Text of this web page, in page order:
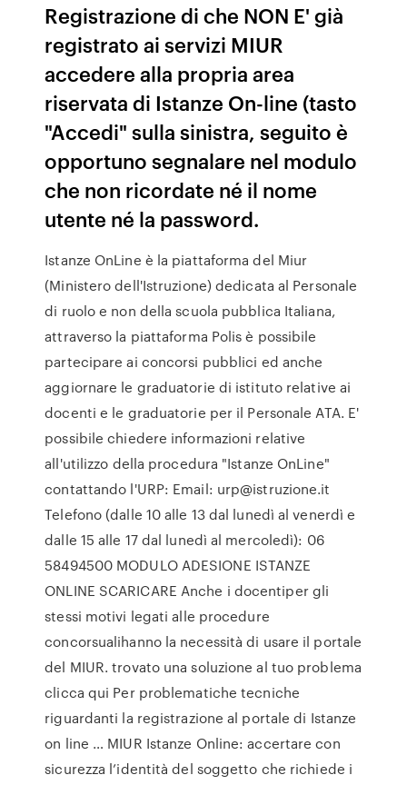
Registrazione di che NON E' già
registrato ai servizi MIUR
accedere alla propria area
riservata di Istanze On-line (tasto
"Accedi" sulla sinistra, seguito è
opportuno segnalare nel modulo
che non ricordate né il nome
utente né la password.
Istanze OnLine è la piattaforma del Miur
(Ministero dell'Istruzione) dedicata al Personale
di ruolo e non della scuola pubblica Italiana,
attraverso la piattaforma Polis è possibile
partecipare ai concorsi pubblici ed anche
aggiornare le graduatorie di istituto relative ai
docenti e le graduatorie per il Personale ATA. E'
possibile chiedere informazioni relative
all'utilizzo della procedura "Istanze OnLine"
contattando l'URP: Email: urp@istruzione.it
Telefono (dalle 10 alle 13 dal lunedì al venerdì e
dalle 15 alle 17 dal lunedì al mercoledì): 06
58494500 MODULO ADESIONE ISTANZE
ONLINE SCARICARE Anche i docentiper gli
stessi motivi legati alle procedure
concorsualihanno la necessità di usare il portale
del MIUR. trovato una soluzione al tuo problema
clicca qui Per problematiche tecniche
riguardanti la registrazione al portale di Istanze
on line … MIUR Istanze Online: accertare con
sicurezza l’identità del soggetto che richiede i